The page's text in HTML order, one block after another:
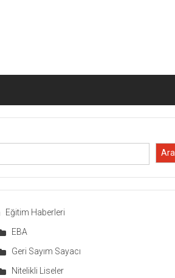
Ara
Eğitim Haberleri
EBA
Geri Sayım Sayacı
Nitelikli Liseler